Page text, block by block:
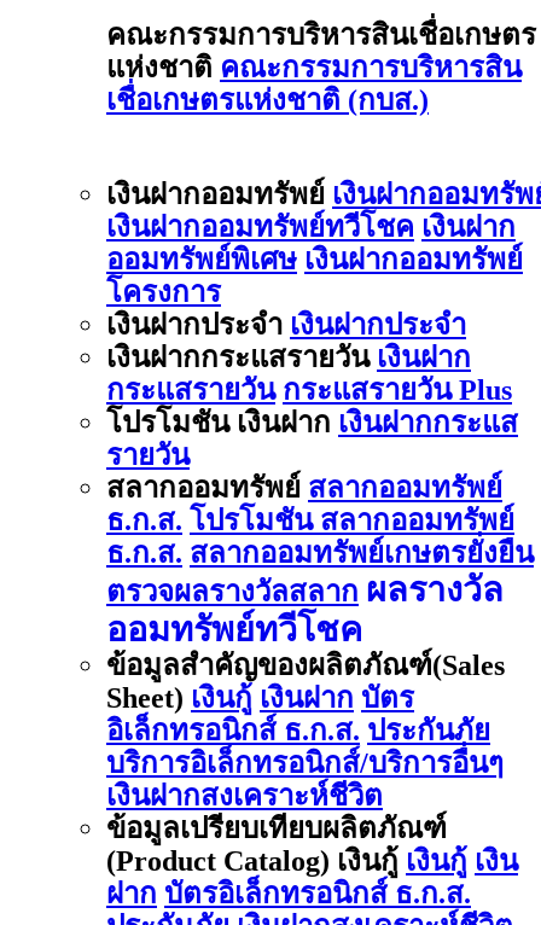
คณะกรรมการบริหารสินเชื่อเกษตร
แห่งชาติ คณะกรรมการบริหารสิน
เชื่อเกษตรแห่งชาติ (กบส.)
เงินฝากออมทรัพย์ เงินฝากออมทรัพ
เงินฝากออมทรัพย์ทวีโชค เงินฝาก
ออมทรัพย์พิเศษ เงินฝากออมทรัพย์
โครงการ
เงินฝากประจำ เงินฝากประจำ
เงินฝากกระแสรายวัน เงินฝาก
กระแสรายวัน กระแสรายวัน Plus
โปรโมชัน เงินฝาก เงินฝากกระแส
รายวัน
สลากออมทรัพย์ สลากออมทรัพย์
ธ.ก.ส. โปรโมชัน สลากออมทรัพย์
ธ.ก.ส. สลากออมทรัพย์เกษตรยั่งยืน
ตรวจผลรางวัลสลาก ผลรางวัล
ออมทรัพย์ทวีโชค
ข้อมูลสำคัญของผลิตภัณฑ์(Sales
Sheet) เงินกู้ เงินฝาก บัตร
อิเล็กทรอนิกส์ ธ.ก.ส. ประกันภัย
บริการอิเล็กทรอนิกส์/บริการอื่นๆ
เงินฝากสงเคราะห์ชีวิต
ข้อมูลเปรียบเทียบผลิตภัณฑ์
(Product Catalog) เงินกู้ เงินกู้ เงิน
ฝาก บัตรอิเล็กทรอนิกส์ ธ.ก.ส.